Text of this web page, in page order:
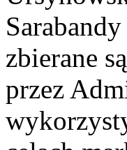
zbierane
przez